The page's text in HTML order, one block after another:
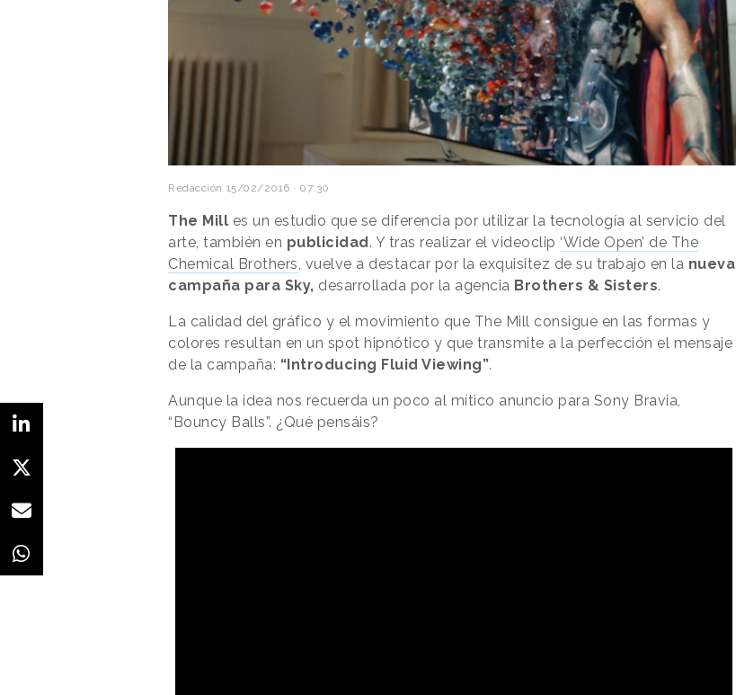
Redacción 15/02/2016 · 07:30
The Mill es un estudio que se diferencia por utilizar la tecnología al servicio del
arte, también en publicidad. Y tras realizar el videoclip ‘Wide Open’ de The
Chemical Brothers , vuelve a destacar por la exquisitez de su trabajo en la nueva
campaña para Sky, desarrollada por la agencia Brothers & Sisters.
La calidad del gráfico y el movimiento que The Mill consigue en las formas y
colores resultan en un spot hipnótico y que transmite a la perfección el mensaje
de la campaña: “Introducing Fluid Viewing”.
Aunque la idea nos recuerda un poco al mítico anuncio para Sony Bravia,
“Bouncy Balls”. ¿Qué pensáis?